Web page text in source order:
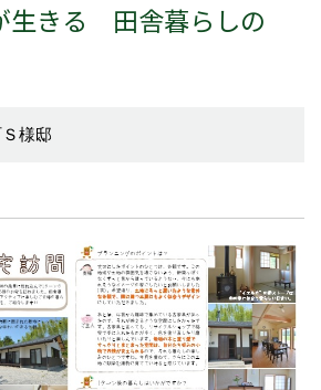
生きる 田舎暮らしの
様邸